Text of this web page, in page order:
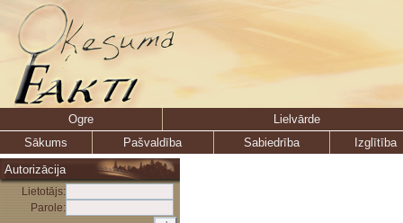
Ogre
Lielvārde
Sākums
Pašvaldība Sabiedrība
Izglītība
Autorizācija
Lietotājs:
Parole: